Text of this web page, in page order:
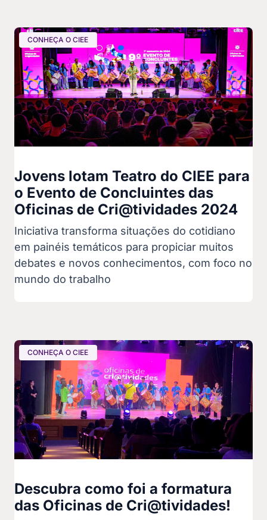
CONHEÇA O CIEE
Jovens lotam Teatro do CIEE para
o Evento de Concluintes das
Oficinas de Cri@tividades 2024
Iniciativa transforma situações do cotidiano
em painéis temáticos para propiciar muitos
debates e novos conhecimentos, com foco no
mundo do trabalho
CONHEÇA O CIEE
Descubra como foi a formatura
das Oficinas de Cri@tividades!